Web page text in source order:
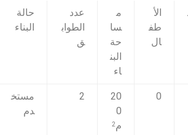
الأ
طف
ال
م
سا
حة
البن
اء
عدد
الطواب
ق
حالة
البناء
0
20
0
م2
2
مستخ
دم